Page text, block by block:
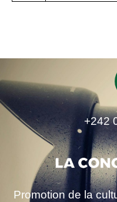
+242
Promotion de la